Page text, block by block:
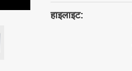
हाइलाइट: